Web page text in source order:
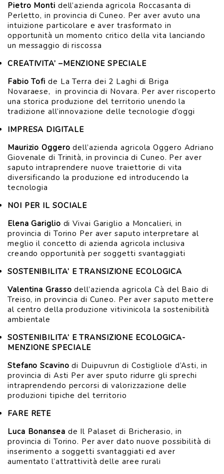
Pietro Monti dell’azienda agricola Roccasanta di
Perletto, in provincia di Cuneo. Per aver avuto una
intuizione particolare e aver trasformato in
opportunità un momento critico della vita lanciando
un messaggio di riscossa
CREATIVITA’ –MENZIONE SPECIALE
Fabio Tofi de La Terra dei 2 Laghi di Briga
Novaraese, in provincia di Novara. Per aver riscoperto
una storica produzione del territorio unendo la
tradizione all’innovazione delle tecnologie d’oggi
IMPRESA DIGITALE
Maurizio Oggerodell’azienda agricola Oggero Adriano
Giovenale di Trinità, in provincia di Cuneo. Per aver
saputo intraprendere nuove traiettorie di vita
diversificando la produzione ed introducendo la
tecnologia
NOI PER IL SOCIALE
Elena Gariglio di Vivai Gariglio a Moncalieri, in
provincia di Torino Per aver saputo interpretare al
meglio il concetto di azienda agricola inclusiva
creando opportunità per soggetti svantaggiati
SOSTENIBILITA’ E TRANSIZIONE ECOLOGICA
Valentina Grassodell’azienda agricola Cà del Baio di
Treiso, in provincia di Cuneo. Per aver saputo mettere
al centro della produzione vitivinicola la sostenibilità
ambientale
SOSTENIBILITA’ E TRANSIZIONE ECOLOGICA-
MENZIONE SPECIALE
Stefano Scavinodi Duipuvrun di Costigliole d’Asti, in
provincia di Asti Per aver sputo ridurre gli sprechi
intraprendendo percorsi di valorizzazione delle
produzioni tipiche del territorio
FARE RETE
Luca Bonansea de Il Palaset di Bricherasio, in
provincia di Torino. Per aver dato nuove possibilità di
inserimento a soggetti svantaggiati ed aver
aumentato l’attrattività delle aree rurali